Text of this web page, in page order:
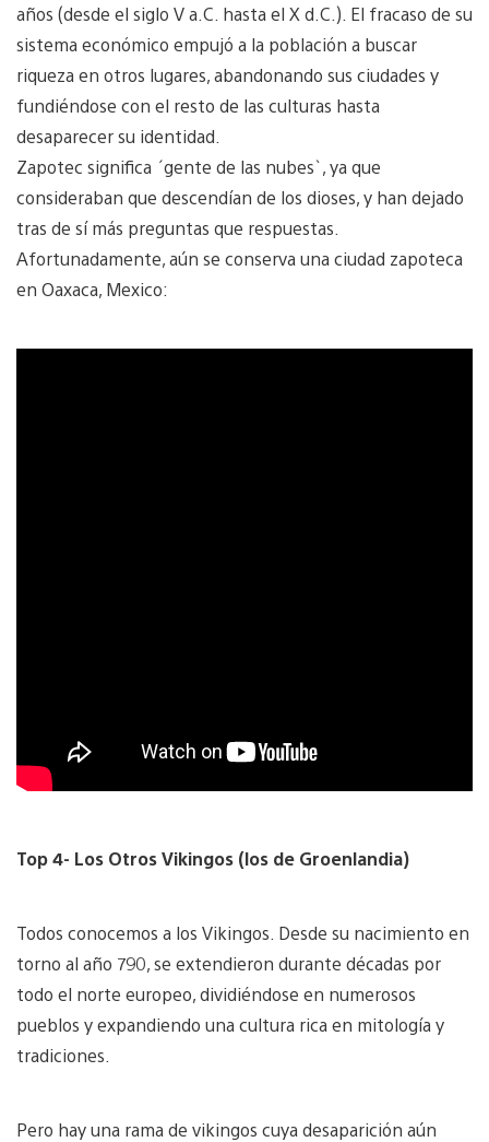
años (desde el siglo V a.C. hasta el X d.C.). El fracaso de su
sistema económico empujó a la población a buscar
riqueza en otros lugares, abandonando sus ciudades y
fundiéndose con el resto de las culturas hasta
desaparecer su identidad.
Zapotec significa ´gente de las nubes`, ya que
consideraban que descendían de los dioses, y han dejado
tras de sí más preguntas que respuestas.
Afortunadamente, aún se conserva una ciudad zapoteca
en Oaxaca, Mexico:
Top 4- Los Otros Vikingos (los de Groenlandia)
Todos conocemos a los Vikingos. Desde su nacimiento en
torno al año 790, se extendieron durante décadas por
todo el norte europeo, dividiéndose en numerosos
pueblos y expandiendo una cultura rica en mitología y
tradiciones.
Pero hay una rama de vikingos cuya desaparición aún